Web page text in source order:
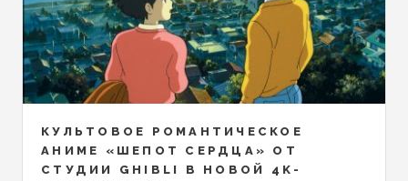
КУЛЬТОВОЕ РОМАНТИЧЕСКОЕ
АНИМЕ «ШЕПОТ СЕРДЦА» ОТ
СТУДИИ GHIBLI В НОВОЙ 4K-